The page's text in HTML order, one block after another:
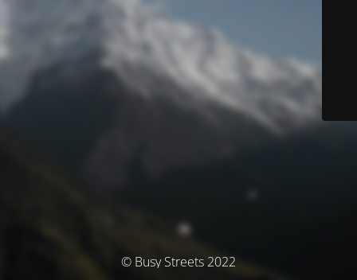
© Busy Streets 2022